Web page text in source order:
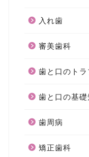
入れ歯
審美歯科
歯と口のトラ
歯と口の基礎
歯周病
矯正歯科